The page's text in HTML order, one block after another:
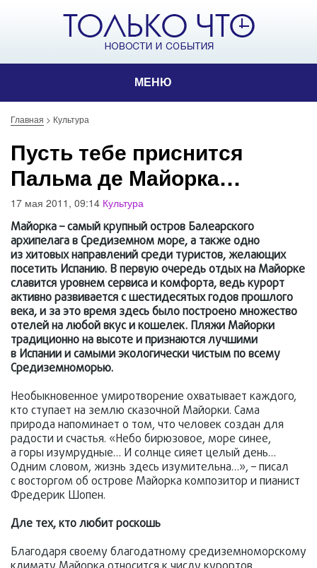
МЕНЮ
Главная > Культура
Пусть тебе приснится
Пальма де Майорка…
17 мая 2011, 09:14 Культура
Майорка – самый крупный остров Балеарского
архипелага в Средиземном море, а также одно
из хитовых направлений среди туристов, желающих
посетить Испанию. В первую очередь отдых на Майорке
славится уровнем сервиса и комфорта, ведь курорт
активно развивается с шестидесятых годов прошлого
века, и за это время здесь было построено множество
отелей на любой вкус и кошелек. Пляжи Майорки
традиционно на высоте и признаются лучшими
в Испании и самыми экологически чистым по всему
Средиземноморью.
Необыкновенное умиротворение охватывает каждого,
кто ступает на землю сказочной Майорки. Сама
природа напоминает о том, что человек создан для
радости и счастья. «Небо бирюзовое, море синее,
а горы изумрудные… И солнце сияет целый день…
Одним словом, жизнь здесь изумительна…», – писал
с восторгом об острове Майорка композитор и пианист
Фредерик Шопен.
Дле тех, кто любит роскошь
Благодаря своему благодатному средиземноморскому